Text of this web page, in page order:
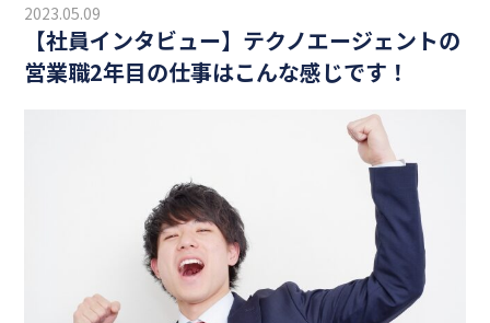
2023.05.09
【社員インタビュー】テクノエージェントの
営業職2年目の仕事はこんな感じです！